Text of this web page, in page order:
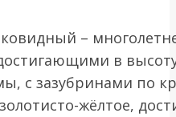
–
в
с зазубринами по
жёлтое,